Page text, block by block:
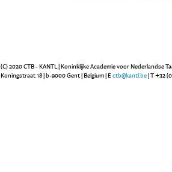
(C) 2020 CTB - KANTL | Koninklijke Academie voor Nederlandse
Koningstraat 18 | b-9000 Gent | Belgium | E ctb@kantl.be | T +32